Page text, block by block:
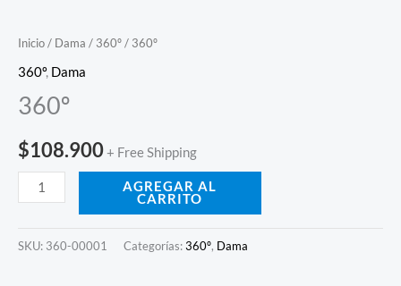
Inicio/ Dama / 360º/ 360º
360º, Dama
360º
$108.900+ Free Shipping
AGREGAR AL
CARRITO
SKU: 360-00001 Categorías:360º, Dama